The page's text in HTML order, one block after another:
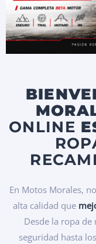
ONLINE
En Motos Morales,
alta calidad que
Desde la ropa
seguridad hasta